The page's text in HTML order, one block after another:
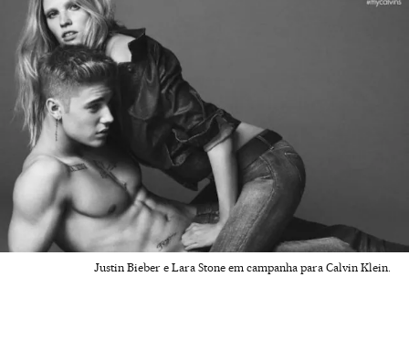
Justin Bieber e Lara Stone em campanha para Calvin Klein.